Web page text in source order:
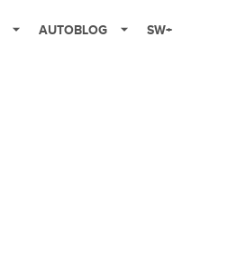
AUTOBLOG SW+